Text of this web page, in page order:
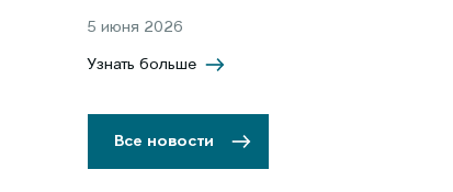
5 июня 2026
Узнать больше
Все новости